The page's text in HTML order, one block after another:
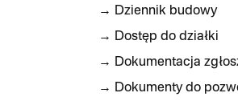
→ Dziennik budowy
→ Dostęp do działki
→ Dokumentacja
→ Dokumenty do